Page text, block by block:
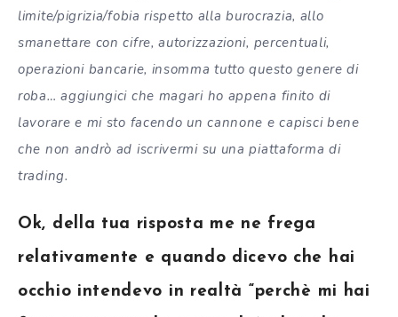
limite/pigrizia/fobia rispetto alla burocrazia, allo
smanettare con cifre, autorizzazioni, percentuali,
operazioni bancarie, insomma tutto questo genere di
roba… aggiungici che magari ho appena finito di
lavorare e mi sto facendo un cannone e capisci bene
che non andrò ad iscrivermi su una piattaforma di
trading.
Ok, della tua risposta me ne frega
relativamente e quando dicevo che hai
occhio intendevo in realtà “perchè mi hai